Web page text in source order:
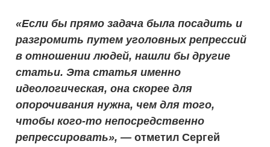
«Если бы прямо задача была посадить и
разгромить путем уголовных репрессий
в отношении людей, нашли бы другие
статьи. Эта статья именно
идеологическая, она скорее для
опорочивания нужна, чем для того,
чтобы кого-то непосредственно
репрессировать», — отметил Сергей